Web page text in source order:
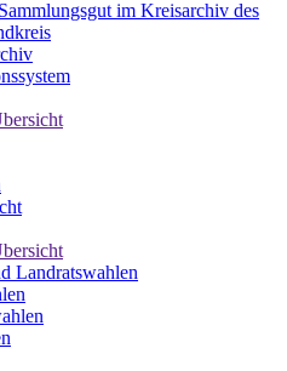
im Kreisarchiv des
Landratswahlen